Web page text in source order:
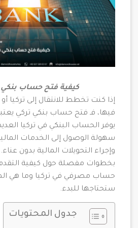
كيفية فتح حساب بنكي
إذا كنت تخطط للانتقال إلى تركيا
فيها، فـ فتح حساب بنكي تركي
يوفر الحساب البنكي في تركيا
سهولة الوصول إلى الخدمات
وإجراء التحويلات المالية بدون
بخطوات مفصلة حول كيفية
حساب مصرفي في تركيا وما هي
ستحتاجها للبدء.
جدول المحتويات